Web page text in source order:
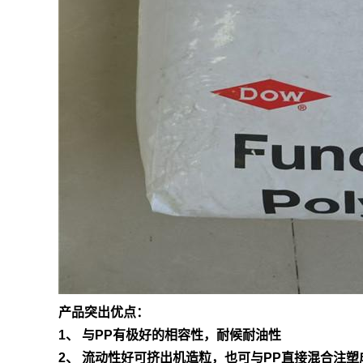
产品突出优点：
1、 与PP有极好的相容性，耐候耐油性
2、 流动性好可挤出机造粒，也可与PP直接混合注塑